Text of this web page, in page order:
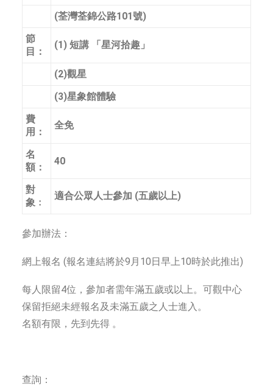
(荃灣荃錦公路101號)
節
目：
(1) 短講 「星河拾趣」
(2)觀星
(3)星象館體驗
費
用：
全免
名
額：
40
對
象﹕
適合公眾人士參加 (五歲以上)
參加辦法：
網上報名 (報名連結將於9月10日早上10時於此推出)
每人限留4位，參加者需年滿五歲或以上。可觀中心
保留拒絕未經報名及未滿五歲之人士進入。
名額有限，先到先得 。
查詢：